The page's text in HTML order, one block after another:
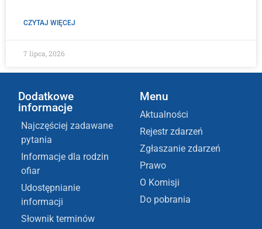
CZYTAJ WIĘCEJ
7 lipca, 2026
Dodatkowe
informacje
Najczęściej zadawane
pytania
Informacje dla rodzin
ofiar
Udostępnianie
informacji
Słownik terminów
Menu
Aktualności
Rejestr zdarzeń
Zgłaszanie zdarzeń
Prawo
O Komisji
Do pobrania